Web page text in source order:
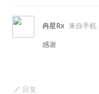
冉星Rx 来自手机
感谢
回复